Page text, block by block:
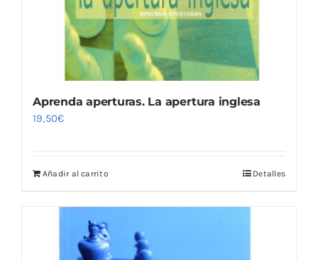
Aprenda aperturas. La apertura inglesa
19,50€
Añadir al carrito Detalles